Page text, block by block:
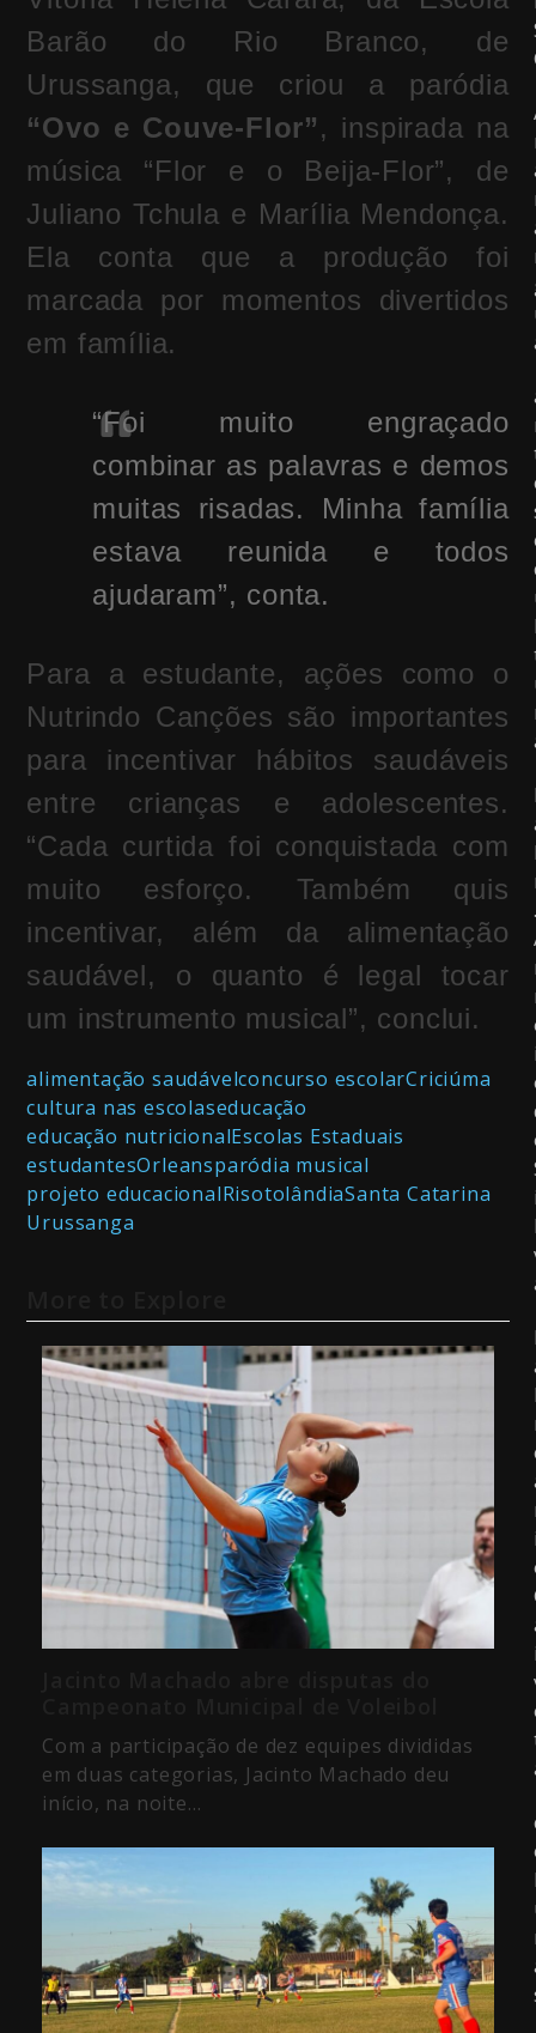
Barão do Rio Branco, de
Urussanga, que criou a paródia
“Ovo e Couve-Flor”, inspirada na
música “Flor e o Beija-Flor”, de
Juliano Tchula e Marília Mendonça.
Ela conta que a produção foi
marcada por momentos divertidos
em família.
“Foi muito engraçado
combinar as palavras e demos
muitas risadas. Minha família
estava reunida e todos
ajudaram”, conta.
Para a estudante, ações como o
Nutrindo Canções são importantes
para incentivar hábitos saudáveis
entre crianças e adolescentes.
“Cada curtida foi conquistada com
muito esforço. Também quis
incentivar, além da alimentação
saudável, o quanto é legal tocar
um instrumento musical”, conclui.
alimentação saudávelconcurso escolarCriciúma
cultura nas escolaseducação
educação nutricionalEscolas Estaduais
estudantesOrleansparódia musical
projeto educacionalRisotolândiaSanta Catarina
Urussanga
Com a participação de dez equipes divididas
em duas categorias, Jacinto Machado deu
início, na noite…